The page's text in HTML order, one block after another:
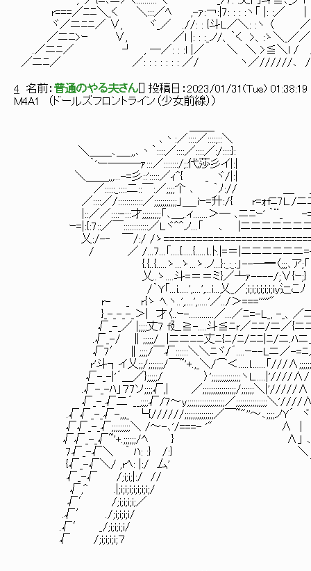
r===／ﾆﾆ＼_く ＼:::／ﾍ ,-ｧ:￢:|7: : : :ヽ「 |: :／ |
ヾ／ニﾆﾆ／ ∨, ヾ_／ .//: : {斗L／＼: :ヽ 〈 ／
／ニﾆ>ｰ ∨, ／l |: : :_ノ/、｀く >、:ゝ＼_／
.／ニﾆ／ ┘ , ─／: : :l |／ ＼ ＼ >≦＼l / ／
／ニﾆ／ ／: : : : : : : ／/ ヽ／//////､
4 名前： 普通のやる夫さん ] 投稿日： 2023/01/31(Tue) 01:38:19
M4A1 （ドールズフロントライン（少女前線））
､丶:／::::／::::;::＼
＼＿＿､＿_,,､丶｀::::／::::
｀'ー───ｧ:::／:::::::/;:代莎彡イ|:|
＼＿＿,,,...-=彡::':::::／ｨ^{ _ ヾ/|:|
／:::::_::::二::￣:／;;;;个 ､ ｀ﾉ:// ＿ _ -=
／::::／/::::::::::::／;;;;;;;;;;;」＿_iｰ=升:/{ r=ｫfﾆ7L./ニﾆ
|::／／::::-:::才;;;;;;;;;「､＿,.ィ.......＞─ ､ニﾆｰ' ｀
ｰ=|:{:7::／￣::::::::::::／Lヾ^^ノ...「 ､ |ニニニニニニニ
乂:/-‐ ￣/:/ /ゝ
/ ／ /...7...「....{.....{.....l..ﾄ.|=＝|ニニニニニニ=-:::_::
{.{..{.....ゝ...ゝ...ゝ.ノ...}:_:_:」--─━
乂..ゝ....斗=＝＝ミ}／┴ｧ----/;∨{ｰ;}
/｀Y「...i.....',....',...i...乂_／;i;i;i;i;i;i;iy辷こﾉ
r- _ r{ゝ ﾍ.ヽ..',....',.....'／../＞==='''''"
}_-_-_-_＞| 才〈..ｰ-............／...／ﾆ=-L_, -_、／
√_-_／ |;;;;丈7 f廴≧-....斗≦ﾆr／ﾆﾆ/ニ／{ニ
.√_-/ ∥;;;;;/ |ニニﾆﾆ丈ﾆ{ﾆ/ﾆ/ﾆﾆ|ﾆ/ニ.ﾊニ」ﾆ
√7′ ∥;;;;/￣√::::::＼＼ﾆヾ/´....ｰ--Lニ／-=ﾆ／
r'斗┐イ乂;;/;;;;;;;/￣~'+.,_＼/⌒＜.....l.......「///∧;;;;;;＞
√-_-|'´＿／};;;;;/ 〉';;;;;;;;;;;;;;ヽL.....|'////
.√-_-ﾊ」７7ソ;;;;√,| ／;;;;;;;;;;;;;;;;/;;;;;;＼
√_-_√二´__;;;;√/7～y;;;;;;;;;;;;;;;;;;／;;;;;;;;;;;;;;;＼'////
.√√_-_√-,,,_ └{//////;;;;;;;;;;;;;;／￣~"''～､;;;;ノY´ ヾ
√√_-_√;;;;;;;;;＼ /～-､'/===- '" ∧ | ｀l//;;
√√_-_√~'+.;;;;;;/ﾍ } ∧」 ､//
7√_-√＼ ｀ ﾊ: :} /:} ＼ ＼ゝ
{√_-√＼/ ,rﾍ: |:/ 厶' ＼厂
√_-√ /;i;i;|:/ //
√,^ .|;i;i;i;i;i;i;i;/
√′ /;i;i;i;i;／ ∨
.√′ ./;i;i;i;i/
.√′ _/;i;i;i;i/
√ /;i;i;i;i;